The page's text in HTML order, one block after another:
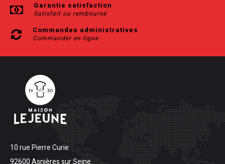
Garantie satisfaction
Satisfait ou remboursé
Commandes administratives
Commander en ligne
10 rue Pierre Curie
92600 Asnières sur Seine